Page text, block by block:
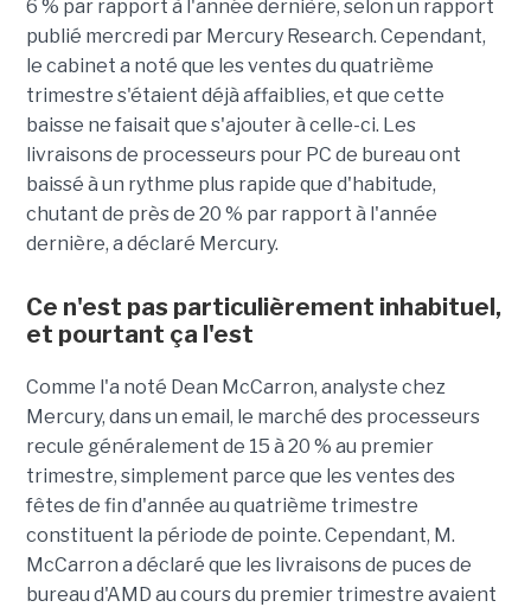
6 % par rapport à l'année dernière, selon un rapport
publié mercredi par Mercury Research. Cependant,
le cabinet a noté que les ventes du quatrième
trimestre s'étaient déjà affaiblies, et que cette
baisse ne faisait que s'ajouter à celle-ci. Les
livraisons de processeurs pour PC de bureau ont
baissé à un rythme plus rapide que d'habitude,
chutant de près de 20 % par rapport à l'année
dernière, a déclaré Mercury.
Ce n'est pas particulièrement inhabituel,
et pourtant ça l'est
Comme l'a noté Dean McCarron, analyste chez
Mercury, dans un email, le marché des processeurs
recule généralement de 15 à 20 % au premier
trimestre, simplement parce que les ventes des
fêtes de fin d'année au quatrième trimestre
constituent la période de pointe. Cependant, M.
McCarron a déclaré que les livraisons de puces de
bureau d'AMD au cours du premier trimestre avaient